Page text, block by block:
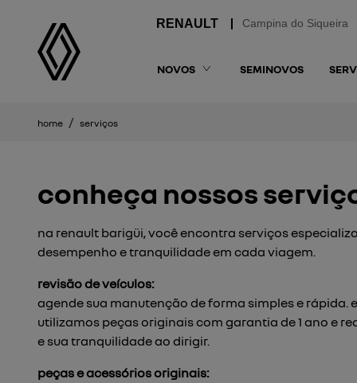
Campina do Siqueira
NOVOS SEMINOVOS
home serviços
conheça nossos
na renault barigüi, você encontra serviços
desempenho e tranquilidade em cada viagem.
revisão de veículos:
agende sua manutenção de forma simples e
utilizamos peças originais com garantia de 1 ano e
e sua tranquilidade ao dirigir.
peças e acessórios originais: